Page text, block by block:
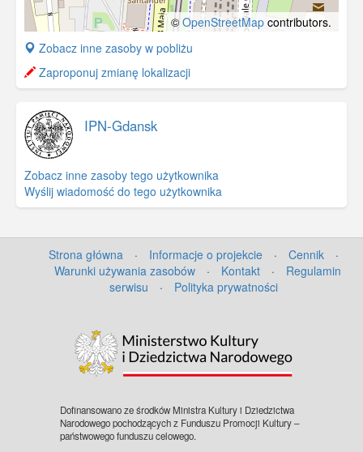
© OpenStreetMap contributors.
+
−
Zobacz inne zasoby w pobliżu
Zaproponuj zmianę lokalizacji
IPN-Gdansk
Zobacz inne zasoby tego użytkownika
Wyślij wiadomość do tego użytkownika
Strona główna · Informacje o projekcie · Cennik
·
Warunki używania zasobów
· Kontakt ·
Regulamin
serwisu
· Polityka prywatności
Dofinansowano ze środków Ministra Kultury i Dziedzictwa
Narodowego pochodzących z Funduszu Promocji Kultury –
państwowego funduszu celowego.